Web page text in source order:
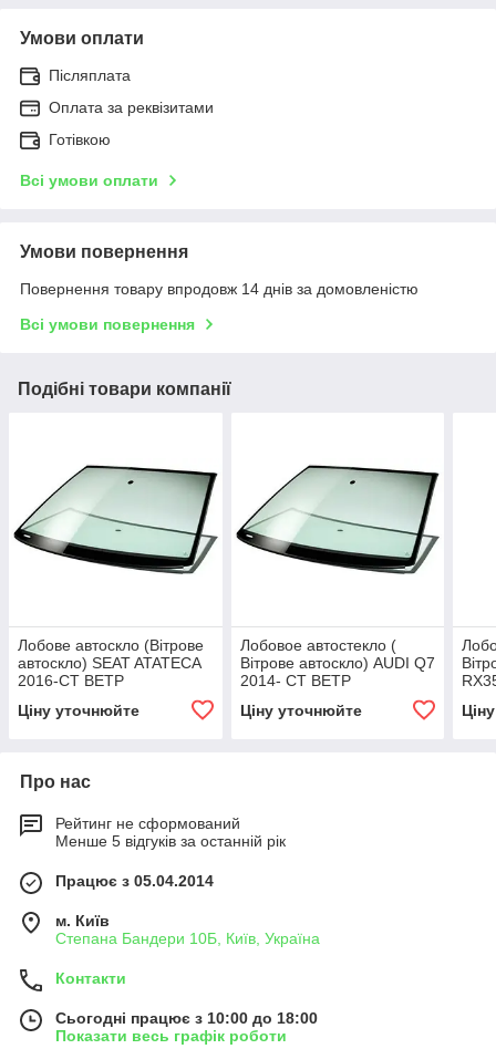
Умови оплати
Післяплата
Оплата за реквізитами
Готівкою
Всі умови оплати
Умови повернення
Повернення товару впродовж 14 днів за домовленістю
Всі умови повернення
Подібні товари компанії
Лобове автоскло (Вітрове
автоскло) SEAT ATATECA
2016-СТ ВЕТР
Ціну уточнюйте
Лобовое автостекло (
Вітрове автоскло) AUDI Q7
2014- СТ ВЕТР
ЗЛАК+КАМ+ДД+VIN+ИНК
Ціну уточнюйте
Про нас
Рейтинг не сформований
Менше 5 відгуків за останній рік
Працює з 05.04.2014
м. Київ
Степана Бандери 10Б, Київ, Україна
Контакти
Сьогодні працює з 10:00 до 18:00
Показати весь графік роботи